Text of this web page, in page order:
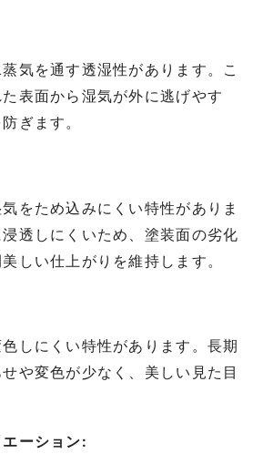
気を通す透湿性があります。こ
表面から湿気が外に逃げやす
ぎます。
をため込みにくい特性がありま
透しにくいため、塗装面の劣化
しい仕上がりを維持します。
しにくい特性があります。長期
や変色が少なく、美しい見た目
ーション: